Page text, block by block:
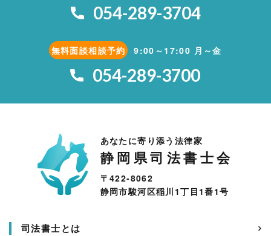
054-289-3704
無料面談相談予約 9:00～17:00 月～金
054-289-3700
あなたに寄り添う法律家
静岡県司法書士会
〒422-8062
静岡市駿河区稲川1丁目1番1号
司法書士とは